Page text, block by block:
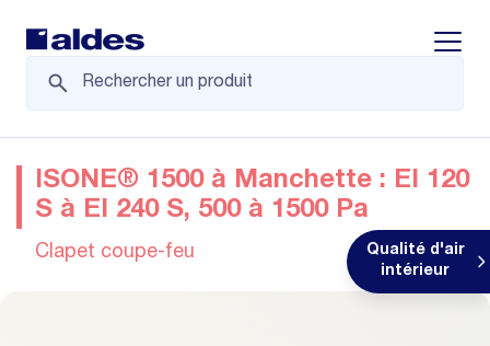
Qualité d'air
intérieur
ISONE® 1500 à Manchette : EI 120
S à EI 240 S, 500 à 1500 Pa
Clapet coupe-feu